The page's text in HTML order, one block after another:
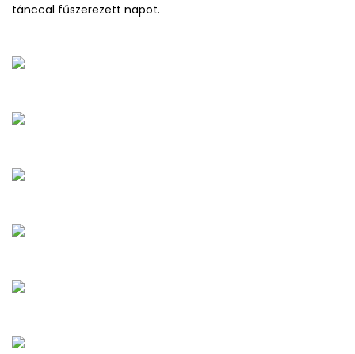
tánccal fűszerezett napot.